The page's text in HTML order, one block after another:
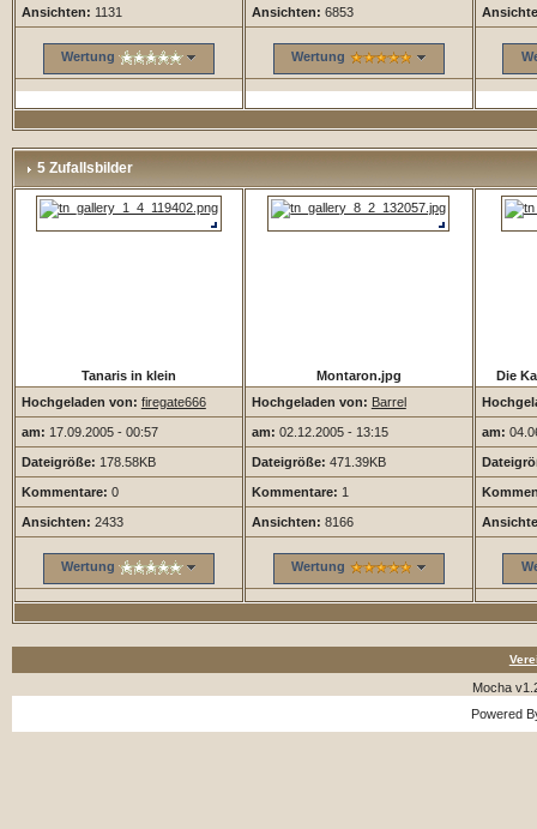
Ansichten: 1131
Wertung
Ansichten: 6853
Wertung
5 Zufallsbilder
Tanaris in klein
Hochgeladen von: firegate666
am: 17.09.2005 - 00:57
Dateigröße: 178.58KB
Kommentare: 0
Ansichten: 2433
Wertung
Montaron.jpg
Hochgeladen von: Barrel
am: 02.12.2005 - 13:15
Dateigröße: 471.39KB
Kommentare: 1
Ansichten: 8166
Wertung
Die
am:
Mocha
Powered